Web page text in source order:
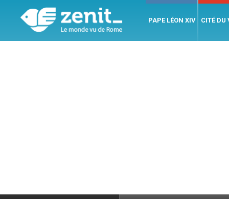
PAPE LÉON XIV CITÉ DU